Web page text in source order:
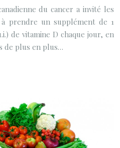
du cancer a invité les
prendre un supplément de 1
de vitamine D chaque jour, en
de plus en plus…